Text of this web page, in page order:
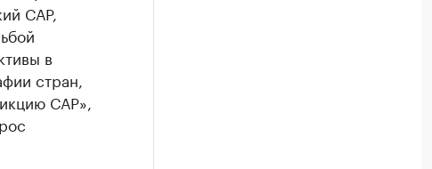
САР,
в
стран,
САР»,